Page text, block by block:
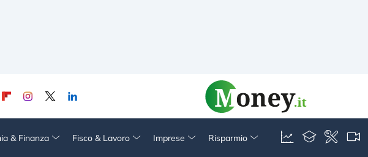
& Finanza Fisco & Lavoro Imprese Risparmio